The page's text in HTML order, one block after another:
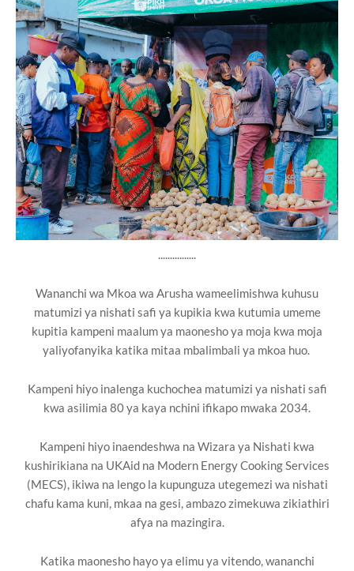
................
Wananchi wa Mkoa wa Arusha wameelimishwa kuhusu
matumizi ya nishati safi ya kupikia kwa kutumia umeme
kupitia kampeni maalum ya maonesho ya moja kwa moja
yaliyofanyika katika mitaa mbalimbali ya mkoa huo.
Kampeni hiyo inalenga kuchochea matumizi ya nishati safi
kwa asilimia 80 ya kaya nchini ifikapo mwaka 2034.
Kampeni hiyo inaendeshwa na Wizara ya Nishati kwa
kushirikiana na UKAid na Modern Energy Cooking Services
(MECS), ikiwa na lengo la kupunguza utegemezi wa nishati
chafu kama kuni, mkaa na gesi, ambazo zimekuwa zikiathiri
afya na mazingira.
Katika maonesho hayo ya elimu ya vitendo, wananchi